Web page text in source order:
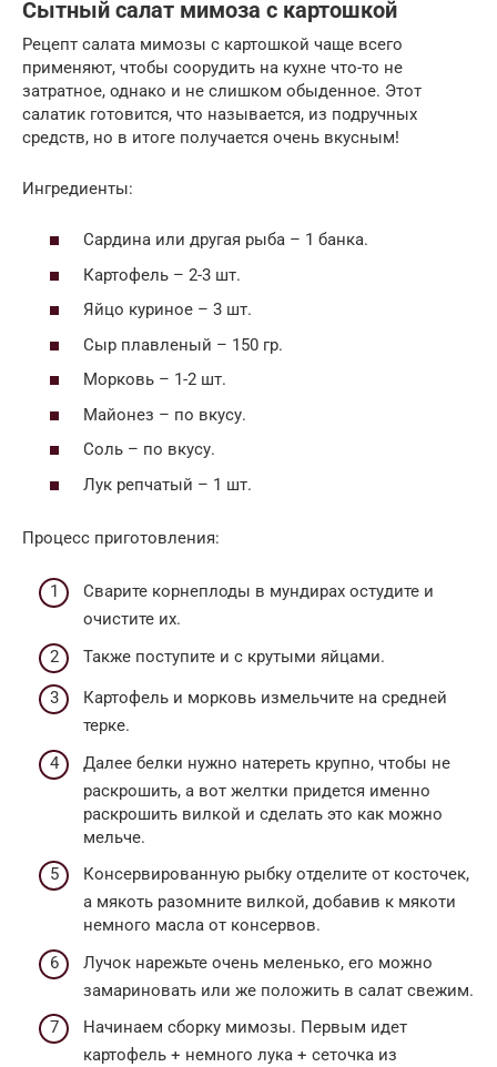
Сытный салат мимоза с картошкой
Рецепт салата мимозы с картошкой чаще всего
применяют, чтобы соорудить на кухне что-то не
затратное, однако и не слишком обыденное. Этот
салатик готовится, что называется, из подручных
средств, но в итоге получается очень вкусным!
Ингредиенты:
Сардина или другая рыба – 1 банка.
Картофель – 2-3 шт.
Яйцо куриное – 3 шт.
Сыр плавленый – 150 гр.
Морковь – 1-2 шт.
Майонез – по вкусу.
Соль – по вкусу.
Лук репчатый – 1 шт.
Процесс приготовления:
Сварите корнеплоды в мундирах остудите и
очистите их.
Также поступите и с крутыми яйцами.
Картофель и морковь измельчите на средней
терке.
Далее белки нужно натереть крупно, чтобы не
раскрошить, а вот желтки придется именно
раскрошить вилкой и сделать это как можно
мельче.
Консервированную рыбку отделите от косточек,
а мякоть разомните вилкой, добавив к мякоти
немного масла от консервов.
Лучок нарежьте очень меленько, его можно
замариновать или же положить в салат свежим.
Начинаем сборку мимозы. Первым идет
картофель + немного лука + сеточка из